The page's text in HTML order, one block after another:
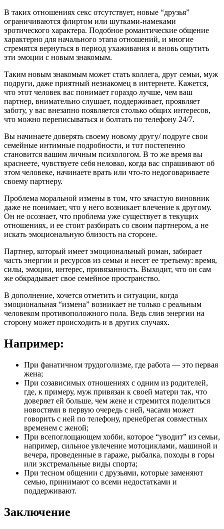
В таких отношениях секс отсутствует, новые “друзья”
ограничиваются флиртом или шутками-намеками
эротического характера. Подобное романтические общение
характерно для начального этапа отношений, и многие
стремятся вернуться в период ухаживания и вновь ощутить
эти эмоции с новым знакомым.
Таким новым знакомым может стать коллега, друг семьи, муж
подруги, даже приятный незнакомец в интернете. Кажется,
что этот человек вас понимает гораздо лучше, чем ваш
партнер, внимательно слушает, поддерживает, проявляет
заботу, у вас внезапно появляется столько общих интересов,
что можно переписываться и болтать по телефону 24/7.
Вы начинаете доверять своему новому другу/ подруге свои
семейные интимные подробности, и тот постепенно
становится вашим личным психологом. В то же время вы
краснеете, чувствуете себя неловко, когда вас спрашивают об
этом человеке, начинаете врать или что-то недоговариваете
своему партнеру.
Проблема моральной измены в том, что зачастую виновник
даже не понимает, что у него возникает влечение к другому.
Он не осознает, что проблема уже существует в текущих
отношениях, и ее стоит разбирать со своим партнером, а не
искать эмоциональную близость на стороне.
Партнер, который имеет эмоциональный роман, забирает
часть энергии и ресурсов из семьи и несет ее третьему: время,
силы, эмоции, интерес, привязанность. Выходит, что он сам
же обкрадывает свое семейное пространство.
В дополнение, хочется отметить и ситуации, когда
эмоциональная “измена” возникает не только с реальным
человеком противоположного пола. Ведь слив энергии на
сторону может происходить и в других случаях.
Например:
При фанатичном трудоголизме, где работа — это первая
жена;
При созависимых отношениях с одним из родителей,
где, к примеру, муж привязан к своей матери так, что
доверяет ей больше, чем жене и стремится поделиться
новостями в первую очередь с ней, часами может
говорить с ней по телефону, пренебрегая совместных
временем с женой;
При всепоглощающем хобби, которое “уводит” из семьи,
например, сильное увлечение мотоциклами, машиной и
вечера, проведенные в гараже, рыбалка, походы в горы
или экстремальные виды спорта;
При тесном общении с друзьями, которые заменяют
семью, принимают со всеми недостатками и
поддерживают.
Заключение